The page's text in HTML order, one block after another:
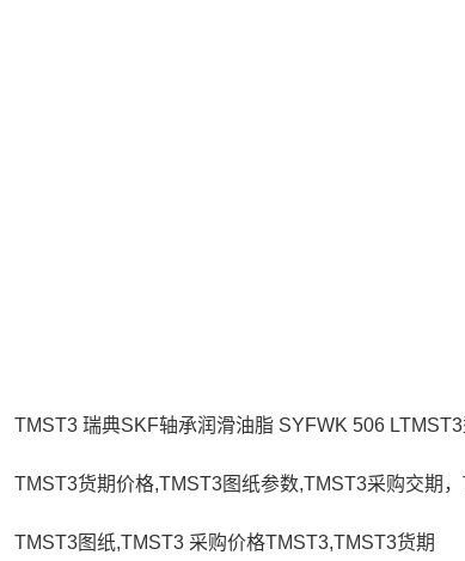
TMST3 瑞典SKF轴承润滑油脂 SYFWK 506
TMST3货期价格,TMST3图纸参数,TMST3采购交期
TMST3图纸,TMST3 采购价格TMST3,TMST3货期